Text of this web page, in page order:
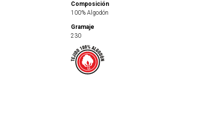
Composición
100% Algodón
Gramaje
230